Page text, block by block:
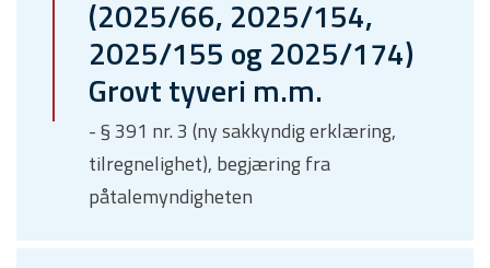
(2025/66, 2025/154,
2025/155 og 2025/174)
Grovt tyveri m.m.
- § 391 nr. 3 (ny sakkyndig erklæring,
tilregnelighet), begjæring fra
påtalemyndigheten